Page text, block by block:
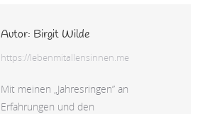
Autor: Birgit Wilde
https://lebenmitallensinnen.me
Mit meinen „Jahresringen” an
Erfahrungen und den